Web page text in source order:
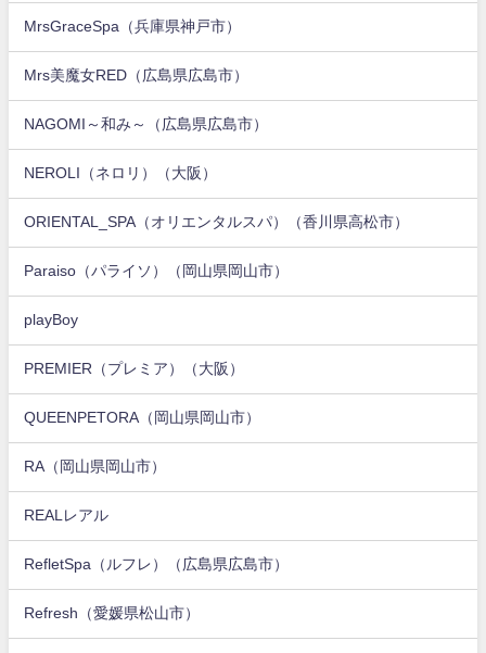
MrsGraceSpa（兵庫県神戸市）
Mrs美魔女RED（広島県広島市）
NAGOMI～和み～（広島県広島市）
NEROLI（ネロリ）（大阪）
ORIENTAL_SPA（オリエンタルスパ）（香川県高松市）
Paraiso（パライソ）（岡山県岡山市）
playBoy
PREMIER（プレミア）（大阪）
QUEENPETORA（岡山県岡山市）
RA（岡山県岡山市）
REALレアル
RefletSpa（ルフレ）（広島県広島市）
Refresh（愛媛県松山市）